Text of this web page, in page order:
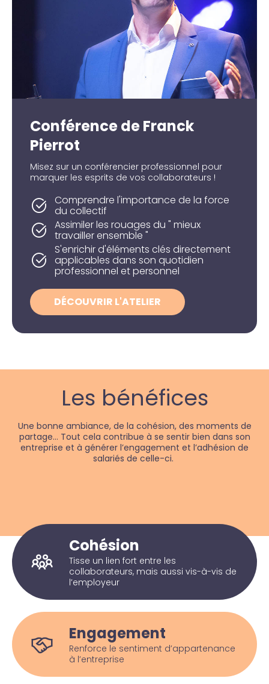
Conférence de Franck
Pierrot
Misez sur un conférencier professionnel pour
marquer les esprits de vos collaborateurs !
Comprendre l'importance de la force
du collectif
Assimiler les rouages du " mieux
travailler ensemble "
S'enrichir d'éléments clés directement
applicables dans son quotidien
professionnel et personnel
DÉCOUVRIR L'ATELIER
Les bénéfices
Une bonne ambiance, de la cohésion, des moments de
partage… Tout cela contribue à se sentir bien dans son
entreprise et à générer l’engagement et l’adhésion de
salariés de celle-ci.
Cohésion
Tisse un lien fort entre les
collaborateurs, mais aussi vis-à-vis de
l’employeur
Engagement
Renforce le sentiment d’appartenance
à l’entreprise